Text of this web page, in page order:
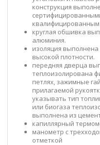
конструкция
круглая обшивка
алюминия.
изоляция
высокой плотности.
передняя дверца
теплоизолирована
петлях, зажимные
прилагаемой
указывать тип
или биогаза
выполнена из
капиллярный
манометр с
отметкой